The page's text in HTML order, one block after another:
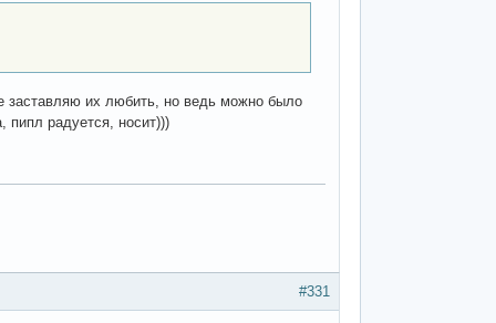
заставляю их любить, но ведь можно было
пипл радуется, носит)))
#331